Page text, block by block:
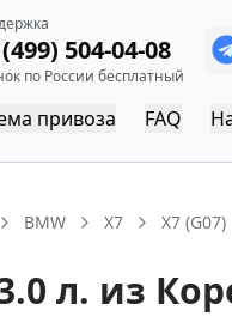
504-04-08
по России бесплатный
привоза FAQ
BMW X7 X7 (G07)
л. из